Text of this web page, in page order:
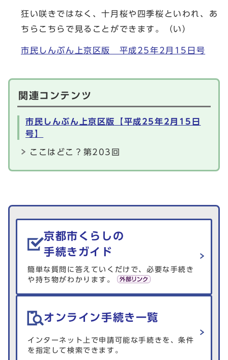
狂い咲きではなく、十月桜や四季桜といわれ、あ
ちらこちらで見ることができます。（い）
市民しんぶん上京区版 平成25年2月15日号
関連コンテンツ
市民しんぶん上京区版【平成25年2月15日
号】
ここはどこ？第203回
生活情報を探す
京都市くらしの
手続きガイド
簡単な質問に答えていくだけで、必要な手続き
や持ち物がわかります。
オンライン手続き一覧
インターネット上で申請可能な手続きを、条件
を指定して検索できます。